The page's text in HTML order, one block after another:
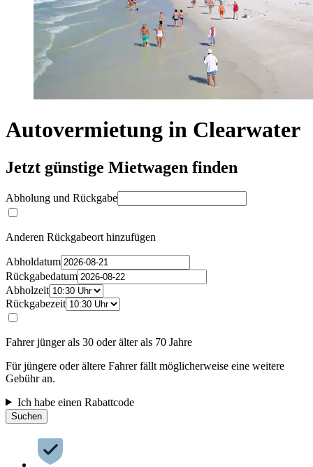
Autovermietung in Clearwater
Jetzt günstige Mietwagen finden
Abholung und Rückgabe
Anderen Rückgabeort hinzufügen
Abholdatum
Rückgabedatum
Abholzeit
Rückgabezeit
Fahrer jünger als 30 oder älter als 70 Jahre
Für jüngere oder ältere Fahrer fällt möglicherweise eine weitere
Gebühr an.
Ich habe einen Rabattcode
Suchen